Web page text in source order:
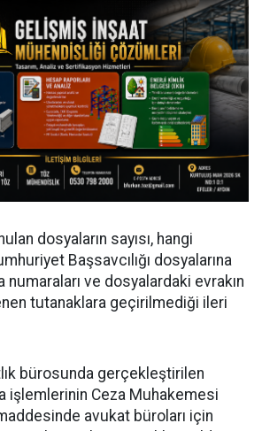
dosyaların sayısı, hangi
Başsavcılığı dosyalarına
numaraları ve dosyalardaki evrakın
tutanaklara geçirilmediği ileri
bürosunda gerçekleştirilen
işlemlerinin Ceza Muhakemesi
avukat büroları için